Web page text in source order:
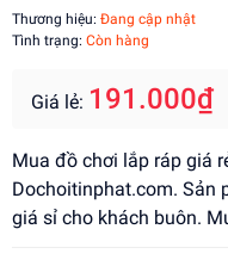
Thương hiệu: Đang cập nhật
Tình trạng: Còn hàng
Giá lẻ: 191.000₫
Mua đồ chơi lắp ráp giá
Dochoitinphat.com. Sản
giá sỉ cho khách buôn.